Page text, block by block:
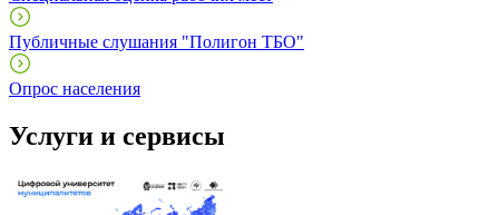
Публичные слушания "Полигон ТБО"
Опрос населения
Услуги и сервисы